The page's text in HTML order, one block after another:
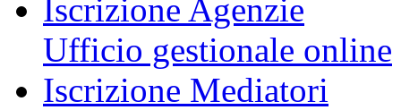
Iscrizione Agenzie
Ufficio gestionale online
Iscrizione Mediatori